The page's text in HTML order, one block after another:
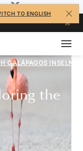
TO ENGLISH
GALÁPAGOS INSELN
the